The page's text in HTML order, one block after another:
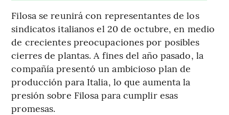
Filosa se reunirá con representantes de los
sindicatos italianos el 20 de octubre, en medio
de crecientes preocupaciones por posibles
cierres de plantas. A fines del año pasado, la
compañía presentó un ambicioso plan de
producción para Italia, lo que aumenta la
presión sobre Filosa para cumplir esas
promesas.